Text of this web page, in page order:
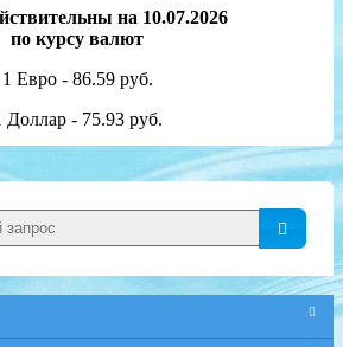
на 10.07.2026
по курсу валют
1 Евро - 86.59 руб.
Доллар - 75.93 руб.